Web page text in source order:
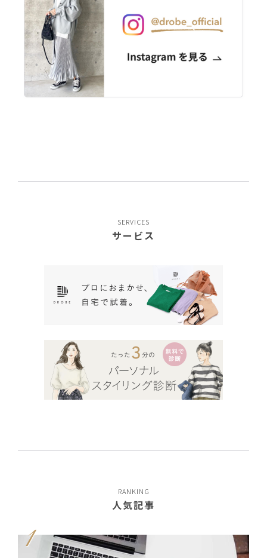
SERVICES
サービス
RANKING
人気記事
1